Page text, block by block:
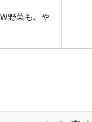
野菜も、や